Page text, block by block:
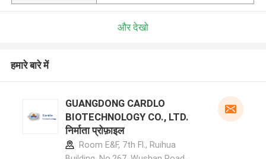
और देखो
हमारे बारे में
GUANGDONG CARDLO
BIOTECHNOLOGY CO., LTD.
निर्माता प्रोफ़ाइल
Room E&F, 7th Fl., Ruihua